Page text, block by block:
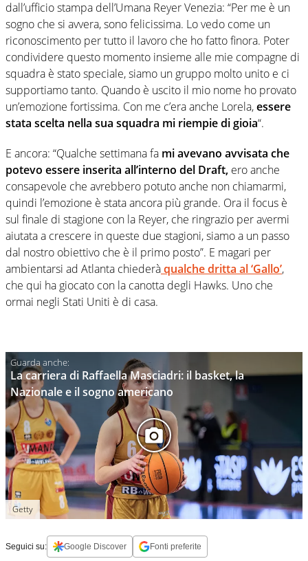
dall’ufficio stampa dell’Umana Reyer Venezia: “Per me è un
sogno che si avvera, sono felicissima. Lo vedo come un
riconoscimento per tutto il lavoro che ho fatto finora. Poter
condividere questo momento insieme alle mie compagne di
squadra è stato speciale, siamo un gruppo molto unito e ci
supportiamo tanto. Quando è uscito il mio nome ho provato
un’emozione fortissima. Con me c’era anche Lorela,essere
stata scelta nella sua squadra mi riempie di gioia“.
E ancora: “Qualche settimana fa mi avevano avvisata che
potevo essere inserita all’interno del Draft, ero anche
consapevole che avrebbero potuto anche non chiamarmi,
quindi l’emozione è stata ancora più grande. Ora il focus è
sul finale di stagione con la Reyer, che ringrazio per avermi
aiutata a crescere in queste due stagioni, siamo a un passo
dal nostro obiettivo che è il primo posto”. E magari per
ambientarsi ad Atlanta chiederàqualche dritta al ‘Gallo’,
che qui ha giocato con la canotta degli Hawks. Uno che
ormai negli Stati Uniti è di casa.
La carriera di Raffaella Masciadri: il basket, la
Nazionale e il sogno americano
Getty
Seguici su: Google Discover Fonti preferite